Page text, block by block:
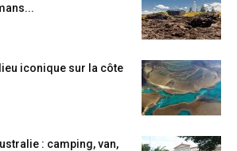
iconique sur la côte
: camping, van,